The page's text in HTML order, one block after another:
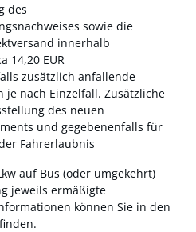
des
sowie die
innerhalb
14,20 EUR
zusätzlich anfallende
je nach Einzelfall. Zusätzliche
des neuen
und gegebenenfalls für
Fahrerlaubnis
auf Bus (oder umgekehrt)
jeweils ermäßigte
können Sie in den